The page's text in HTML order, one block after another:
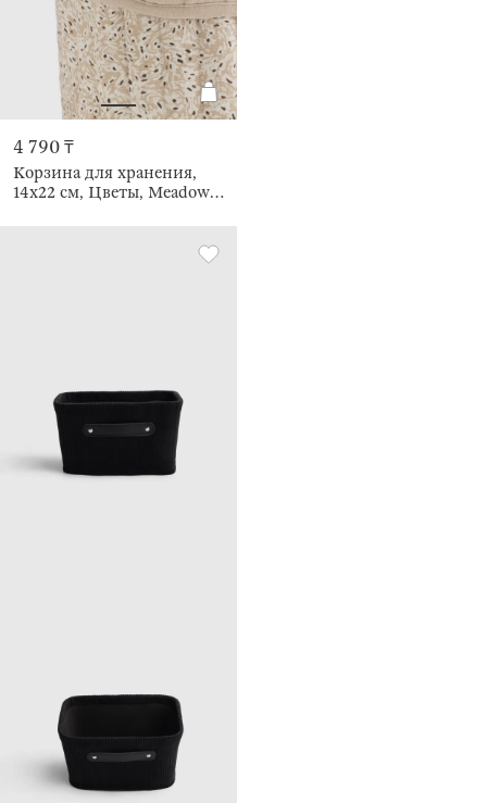
4 790 ₸
Корзина для хранения,
14х22 см, Цветы, Meadow